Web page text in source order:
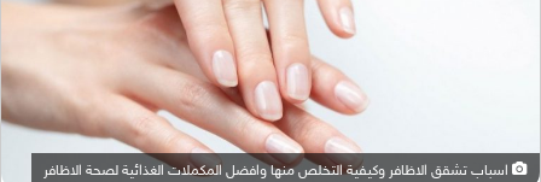
اسباب تشقق الاظافر وكيفية التخلص منها وافضل المكملات الغذائية لصحة الاظافر